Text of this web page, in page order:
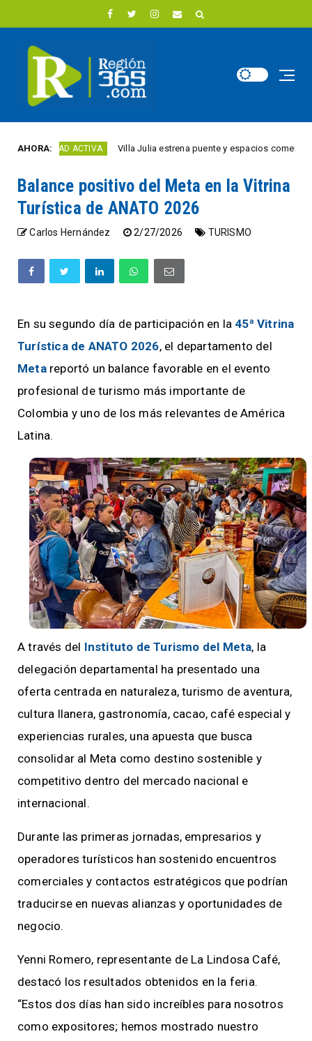
AHORA:
CIUDAD ACTIVA Villa Julia estrena puente y espacios comerciales
Balance positivo del Meta en la Vitrina
Turística de ANATO 2026
Carlos Hernández 2/27/2026 TURISMO
En su segundo día de participación en la 45ª Vitrina
Turística de ANATO 2026, el departamento del
Metareportó un balance favorable en el evento
profesional de turismo más importante de
Colombia y uno de los más relevantes de América
Latina.
A través del Instituto de Turismo del Meta, la
delegación departamental ha presentado una
oferta centrada en naturaleza, turismo de aventura,
cultura llanera, gastronomía, cacao, café especial y
experiencias rurales, una apuesta que busca
consolidar al Meta como destino sostenible y
competitivo dentro del mercado nacional e
internacional.
Durante las primeras jornadas, empresarios y
operadores turísticos han sostenido encuentros
comerciales y contactos estratégicos que podrían
traducirse en nuevas alianzas y oportunidades de
negocio.
Yenni Romero, representante de La Lindosa Café,
destacó los resultados obtenidos en la feria.
“Estos dos días han sido increíbles para nosotros
como expositores; hemos mostrado nuestro